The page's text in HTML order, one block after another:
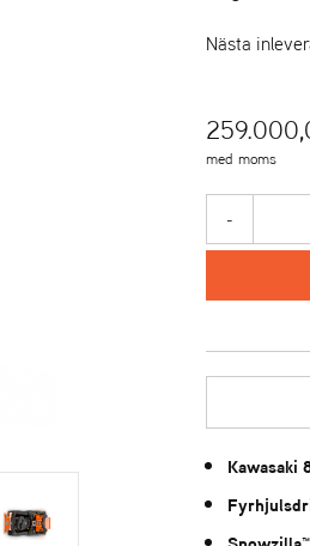
Nästa
med moms
-
Kawasaki